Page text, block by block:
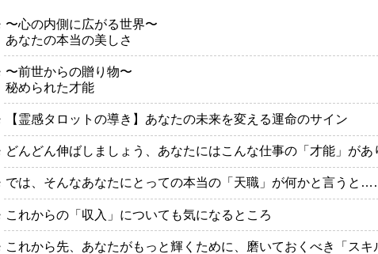
〜心の内側に広がる世界〜
あなたの本当の美しさ
〜前世からの贈り物〜
秘められた才能
【霊感タロットの導き】あなたの未来を変える運命のサイン
どんどん伸ばしましょう、あなたにはこんな仕事の「才能」があ
では、そんなあなたにとっての本当の「天職」が何かと言うと
これからの「収入」についても気になるところ
これから先、あなたがもっと輝くために、磨いておくべき「スキ